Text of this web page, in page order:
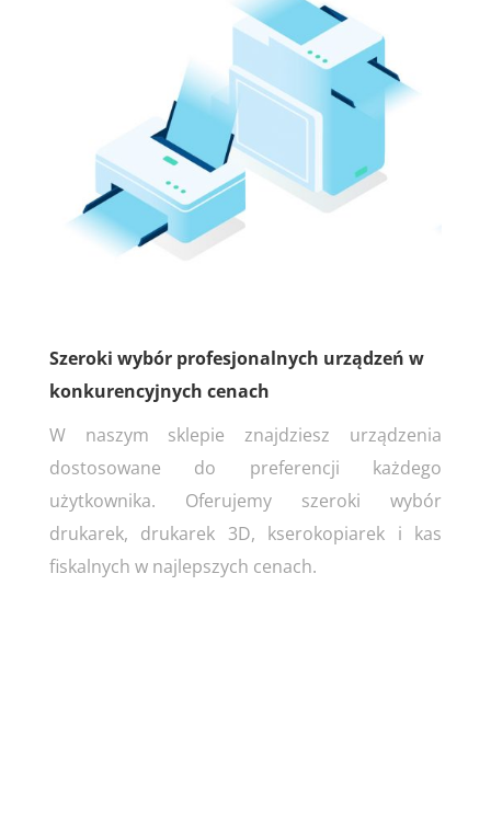
Szeroki wybór profesjonalnych urządzeń w
konkurencyjnych cenach
W naszym sklepie znajdziesz urządzenia
dostosowane do preferencji każdego
użytkownika. Oferujemy szeroki wybór
drukarek, drukarek 3D, kserokopiarek i kas
fiskalnych w najlepszych cenach.